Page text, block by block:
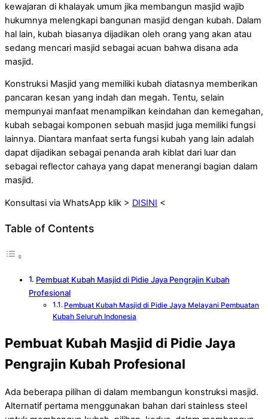
kewajaran di khalayak umum jika membangun masjid wajib
hukumnya melengkapi bangunan masjid dengan kubah. Dalam
hal lain, kubah biasanya dijadikan oleh orang yang akan atau
sedang mencari masjid sebagai acuan bahwa disana ada
masjid.
Konstruksi Masjid yang memiliki kubah diatasnya memberikan
pancaran kesan yang indah dan megah. Tentu, selain
mempunyai manfaat menampilkan keindahan dan kemegahan,
kubah sebagai komponen sebuah masjid juga memiliki fungsi
lainnya. Diantara manfaat serta fungsi kubah yang lain adalah
dapat dijadikan sebagai penanda arah kiblat dari luar dan
sebagai reflector cahaya yang dapat menerangi bagian dalam
masjid.
Konsultasi via WhatsApp klik > DISINI <
Table of Contents
Pembuat Kubah Masjid di Pidie Jaya Pengrajin Kubah
Profesional
Pembuat Kubah Masjid di Pidie Jaya Melayani Pembuatan
Kubah Seluruh Indonesia
Pembuat Kubah Masjid di Pidie Jaya
Pengrajin Kubah Profesional
Ada beberapa pilihan di dalam membangun konstruksi masjid.
Alternatif pertama menggunakan bahan dari stainless steel